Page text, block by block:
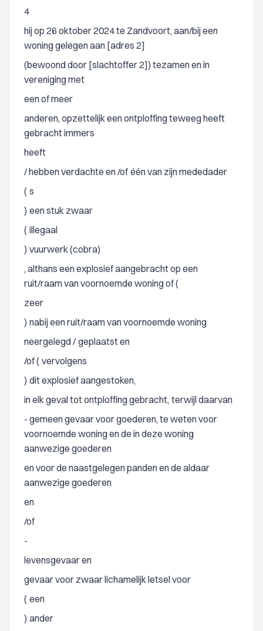
4
hij op 26 oktober 2024 te Zandvoort, aan/bij een
woning gelegen aan [adres 2]
(bewoond door [slachtoffer 2]) tezamen en in
vereniging met
een of meer
anderen, opzettelijk een ontploffing teweeg heeft
gebracht immers
heeft
/ hebben verdachte en /of één van zijn mededader
( s
) een stuk zwaar
( illegaal
) vuurwerk (cobra)
, althans een explosief aangebracht op een
ruit/raam van voornoemde woning of (
zeer
) nabij een ruit/raam van voornoemde woning
neergelegd / geplaatst en
/of ( vervolgens
) dit explosief aangestoken,
in elk geval tot ontploffing gebracht, terwijl daarvan
- gemeen gevaar voor goederen, te weten voor
voornoemde woning en de in deze woning
aanwezige goederen
en voor de naastgelegen panden en de aldaar
aanwezige goederen
en
/of
-
levensgevaar en
gevaar voor zwaar lichamelijk letsel voor
( een
) ander